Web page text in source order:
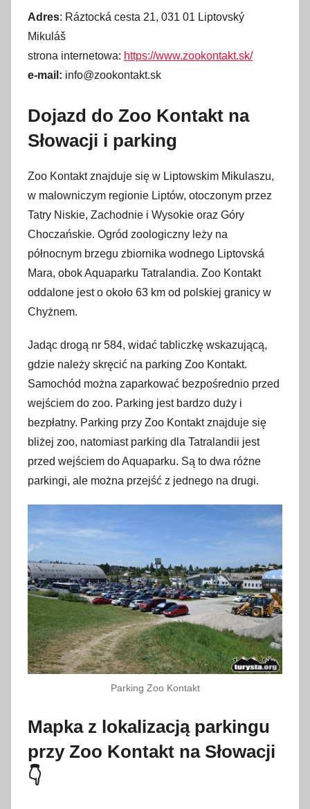
Adres: Ráztocká cesta 21, 031 01 Liptovský
Mikuláš
strona internetowa: https://www.zookontakt.sk/
e-mail: info@zookontakt.sk
Dojazd do Zoo Kontakt na
Słowacji i parking
Zoo Kontakt znajduje się w Liptowskim Mikulaszu,
w malowniczym regionie Liptów, otoczonym przez
Tatry Niskie, Zachodnie i Wysokie oraz Góry
Choczańskie. Ogród zoologiczny leży na
północnym brzegu zbiornika wodnego Liptovská
Mara, obok Aquaparku Tatralandia. Zoo Kontakt
oddalone jest o około 63 km od polskiej granicy w
Chyżnem.
Jadąc drogą nr 584, widać tabliczkę wskazującą,
gdzie należy skręcić na parking Zoo Kontakt.
Samochód można zaparkować bezpośrednio przed
wejściem do zoo. Parking jest bardzo duży i
bezpłatny. Parking przy Zoo Kontakt znajduje się
bliżej zoo, natomiast parking dla Tatralandii jest
przed wejściem do Aquaparku. Są to dwa różne
parkingi, ale można przejść z jednego na drugi.
Parking Zoo Kontakt
Mapka z lokalizacją parkingu
przy Zoo Kontakt na Słowacji
👇